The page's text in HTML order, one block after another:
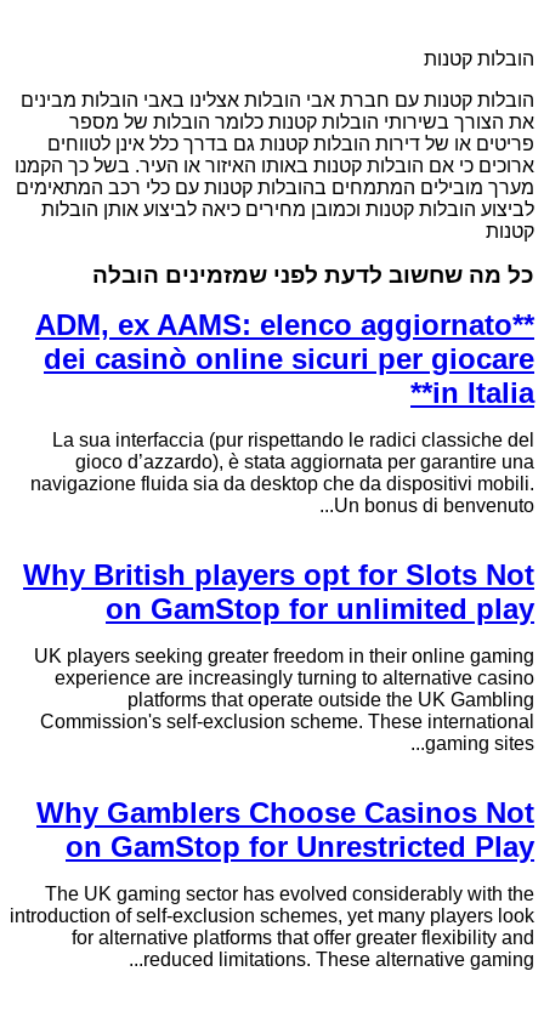
הובלות קטנות
הובלות קטנות עם חברת אבי הובלות אצלינו באבי הובלות מבינים
את הצורך בשירותי הובלות קטנות כלומר הובלות של מספר
פריטים או של דירות הובלות קטנות גם בדרך כלל אינן לטווחים
ארוכים כי אם הובלות קטנות באותו האיזור או העיר. בשל כך הקמנו
מערך מובילים המתמחים בהובלות קטנות עם כלי רכב המתאימים
לביצוע הובלות קטנות וכמובן מחירים כיאה לביצוע אותן הובלות
קטנות
כל מה שחשוב לדעת לפני שמזמינים הובלה
**ADM, ex AAMS: elenco aggiornato
dei casinò online sicuri per giocare
in Italia**
La sua interfaccia (pur rispettando le radici classiche del
gioco d’azzardo), è stata aggiornata per garantire una
navigazione fluida sia da desktop che da dispositivi mobili.
Un bonus di benvenuto...
Why British players opt for Slots Not
on GamStop for unlimited play
UK players seeking greater freedom in their online gaming
experience are increasingly turning to alternative casino
platforms that operate outside the UK Gambling
Commission's self-exclusion scheme. These international
gaming sites...
Why Gamblers Choose Casinos Not
on GamStop for Unrestricted Play
The UK gaming sector has evolved considerably with the
introduction of self-exclusion schemes, yet many players look
for alternative platforms that offer greater flexibility and
reduced limitations. These alternative gaming...